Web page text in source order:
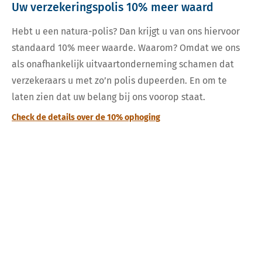
Uw verzekeringspolis 10% meer waard
Hebt u een natura-polis? Dan krijgt u van ons hiervoor
standaard 10% meer waarde. Waarom? Omdat we ons
als onafhankelijk uitvaartonderneming schamen dat
verzekeraars u met zo’n polis dupeerden. En om te
laten zien dat uw belang bij ons voorop staat.
Check de details over de 10% ophoging